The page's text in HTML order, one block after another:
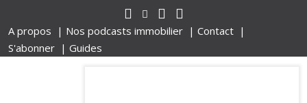
A propos | Nos podcasts immobilier | Contact |
S'abonner | Guides